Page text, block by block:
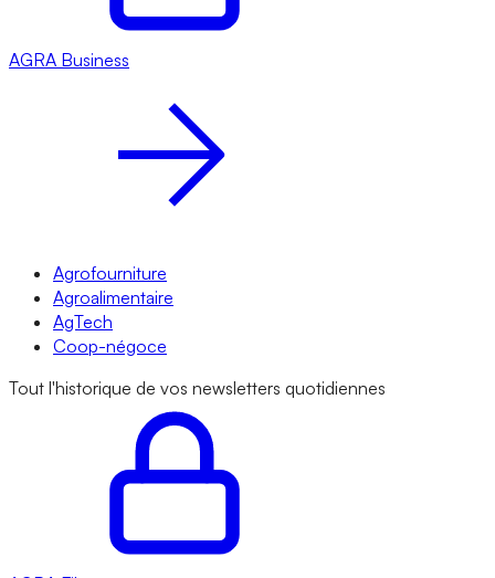
AGRA Business
Agrofourniture
Agroalimentaire
AgTech
Coop-négoce
Tout l'historique de vos newsletters quotidiennes